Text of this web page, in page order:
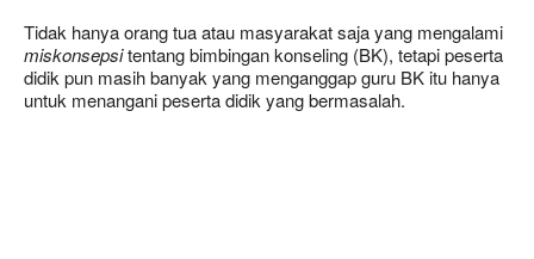
Tidak hanya orang tua atau masyarakat saja yang mengalami
miskonsepsitentang bimbingan konseling (BK), tetapi peserta
didik pun masih banyak yang menganggap guru BK itu hanya
untuk menangani peserta didik yang bermasalah.